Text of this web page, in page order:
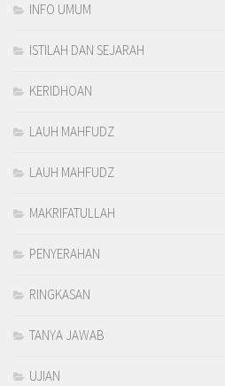
INFO UMUM
ISTILAH DAN SEJARAH
KERIDHOAN
LAUH MAHFUDZ
LAUH MAHFUDZ
MAKRIFATULLAH
PENYERAHAN
RINGKASAN
TANYA JAWAB
UJIAN